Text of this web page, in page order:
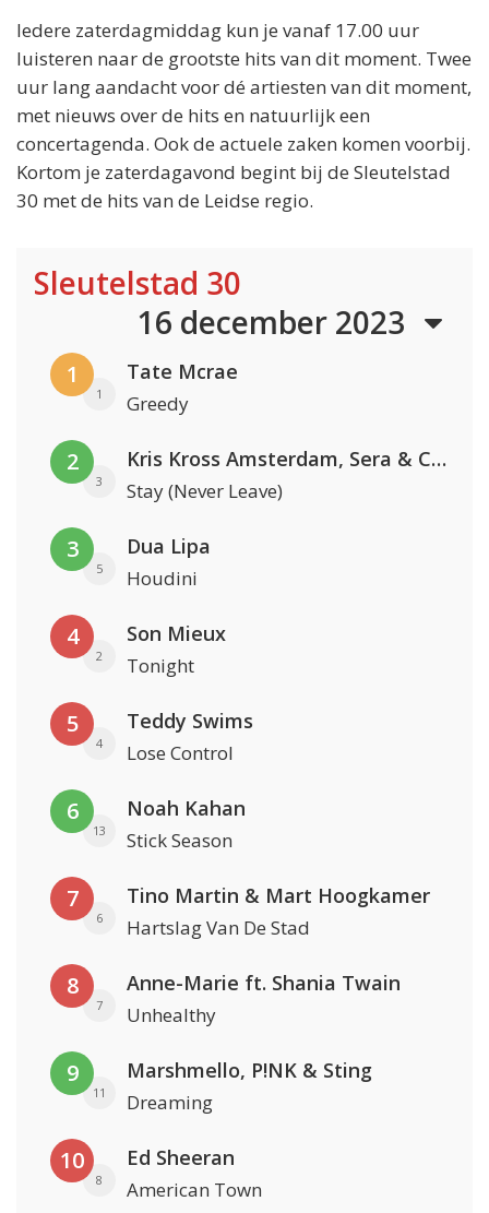
Iedere zaterdagmiddag kun je vanaf 17.00 uur
luisteren naar de grootste hits van dit moment. Twee
uur lang aandacht voor dé artiesten van dit moment,
met nieuws over de hits en natuurlijk een
concertagenda. Ook de actuele zaken komen voorbij.
Kortom je zaterdagavond begint bij de Sleutelstad
30 met de hits van de Leidse regio.
Sleutelstad 30
16 december 2023
1
1
Tate Mcrae
Greedy
2
3
Kris Kross Amsterdam, Sera & Conor Maynard
Stay (Never Leave)
3
5
Dua Lipa
Houdini
4
2
Son Mieux
Tonight
5
4
Teddy Swims
Lose Control
6
13
Noah Kahan
Stick Season
7
6
Tino Martin & Mart Hoogkamer
Hartslag Van De Stad
8
7
Anne-Marie ft. Shania Twain
Unhealthy
9
11
Marshmello, P!NK & Sting
Dreaming
10
8
Ed Sheeran
American Town